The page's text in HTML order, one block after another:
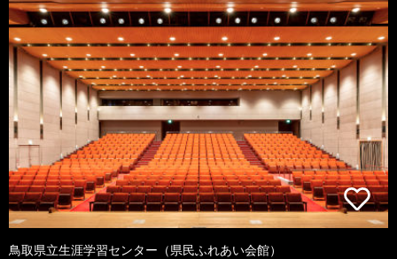
鳥取県立生涯学習センター（県民ふれあい会館）